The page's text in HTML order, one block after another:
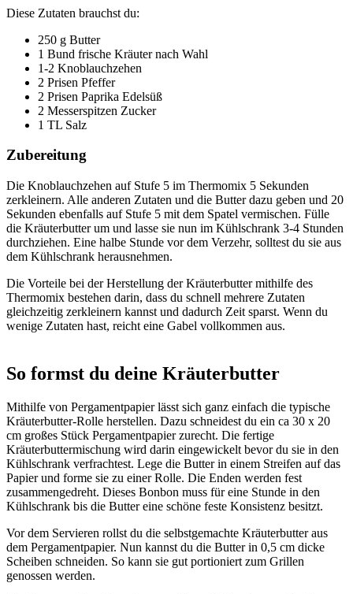
Diese Zutaten brauchst du:
250 g Butter
1 Bund frische Kräuter nach Wahl
1-2 Knoblauchzehen
2 Prisen Pfeffer
2 Prisen Paprika Edelsüß
2 Messerspitzen Zucker
1 TL Salz
Zubereitung
Die Knoblauchzehen auf Stufe 5 im Thermomix 5 Sekunden
zerkleinern. Alle anderen Zutaten und die Butter dazu geben und 20
Sekunden ebenfalls auf Stufe 5 mit dem Spatel vermischen. Fülle
die Kräuterbutter um und lasse sie nun im Kühlschrank 3-4 Stunden
durchziehen. Eine halbe Stunde vor dem Verzehr, solltest du sie aus
dem Kühlschrank herausnehmen.
Die Vorteile bei der Herstellung der Kräuterbutter mithilfe des
Thermomix bestehen darin, dass du schnell mehrere Zutaten
gleichzeitig zerkleinern kannst und dadurch Zeit sparst. Wenn du
wenige Zutaten hast, reicht eine Gabel vollkommen aus.
So formst du deine Kräuterbutter
Mithilfe von Pergamentpapier lässt sich ganz einfach die typische
Kräuterbutter-Rolle herstellen. Dazu schneidest du ein ca 30 x 20
cm großes Stück Pergamentpapier zurecht. Die fertige
Kräuterbuttermischung wird darin eingewickelt bevor du sie in den
Kühlschrank verfrachtest. Lege die Butter in einem Streifen auf das
Papier und forme sie zu einer Rolle. Die Enden werden fest
zusammengedreht. Dieses Bonbon muss für eine Stunde in den
Kühlschrank bis die Butter eine schöne feste Konsistenz besitzt.
Vor dem Servieren rollst du die selbstgemachte Kräuterbutter aus
dem Pergamentpapier. Nun kannst du die Butter in 0,5 cm dicke
Scheiben schneiden. So kann sie gut portioniert zum Grillen
genossen werden.